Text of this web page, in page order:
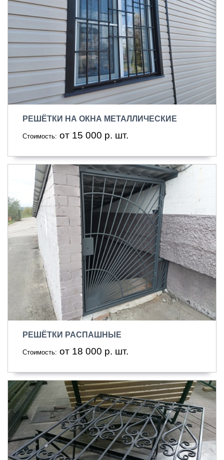
РЕШЁТКИ НА ОКНА МЕТАЛЛИЧЕСКИЕ
Стоимость: от 15 000 р. шт.
РЕШЁТКИ РАСПАШНЫЕ
Стоимость: от 18 000 р. шт.